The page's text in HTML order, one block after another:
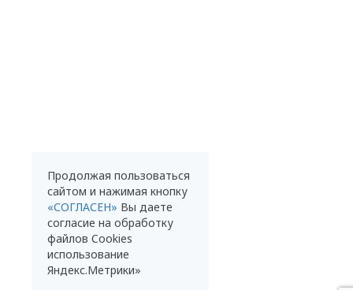
Продолжая пользоваться
сайтом и нажимая кнопку
«СОГЛАСЕН» Вы даете
согласие на обработку
файлов Cookies
использование
Яндекс.Метрики»